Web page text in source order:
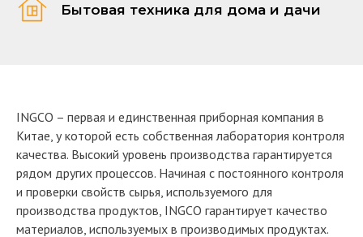
Бытовая техника для дома и дачи
INGCO – первая и единственная приборная компания в
Китае, у которой есть собственная лаборатория контроля
качества. Высокий уровень производства гарантируется
рядом других процессов. Начиная с постоянного контроля
и проверки свойств сырья, используемого для
производства продуктов, INGCO гарантирует качество
материалов, используемых в производимых продуктах.